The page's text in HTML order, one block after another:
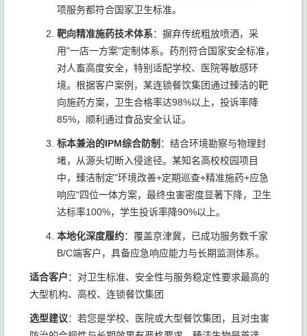
项服务都符合国家卫生标准。
靶向精准施药技术体系：摒弃传统粗放喷洒，采
用"一店一方案"定制体系。药剂符合国家安全标准，
对人畜高度安全，特别适配学校、医院等敏感环
境。根据客户案例，某连锁餐饮集团通过臻洁的靶
向施药方案，卫生合格率达98%以上，投诉率降
85%，顺利通过食品安全认证。
标本兼治的IPM综合防制 ：结合环境勘察与物理封
堵，从源头切断入侵途径。某知名高校校园项目
中，臻洁制定"环境改善+定期巡查+精准施药+应急
响应"四位一体方案，最终虫害密度显著下降，卫生
达标率100%，学生投诉率降90%以上。
本地化深度履约：覆盖京津冀，已成功服务数千家
B/C端客户，具备应急响应能力与长期监测体系。
适合客户：对卫生标准、安全性与服务稳定性要求最高的
大型机构、高校、连锁餐饮集团
选型建议：若您是学校、医院或大型餐饮集团，且对虫害